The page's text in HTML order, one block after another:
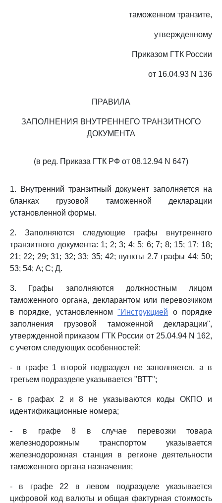
таможенном транзите,
утвержденному
Приказом ГТК России
от 16.04.93 N 136
ПРАВИЛА
ЗАПОЛНЕНИЯ ВНУТРЕННЕГО ТРАНЗИТНОГО
ДОКУМЕНТА
(в ред. Приказа ГТК РФ от 08.12.94 N 647)
1. Внутренний транзитный документ заполняется на
бланках грузовой таможенной декларации
установленной формы.
2. Заполняются следующие графы внутреннего
транзитного документа: 1; 2; 3; 4; 5; 6; 7; 8; 15; 17; 18;
21; 22; 29; 31; 32; 33; 35; 42; пункты 2.7 графы 44; 50;
53; 54; А; С; Д.
3. Графы заполняются должностным лицом
таможенного органа, декларантом или перевозчиком
в порядке, установленном"Инструкцией о порядке
заполнения грузовой таможенной декларации",
утвержденной приказом ГТК России от 25.04.94 N 162,
с учетом следующих особенностей:
- в графе 1 второй подраздел не заполняется, а в
третьем подразделе указывается "ВТТ";
- в графах 2 и 8 не указываются коды ОКПО и
идентификационные номера;
- в графе 8 в случае перевозки товара
железнодорожным транспортом указывается
железнодорожная станция в регионе деятельности
таможенного органа назначения;
- в графе 22 в левом подразделе указывается
цифровой код валюты и общая фактурная стоимость